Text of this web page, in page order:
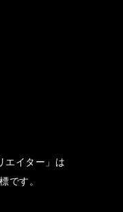
エイター」は
です。